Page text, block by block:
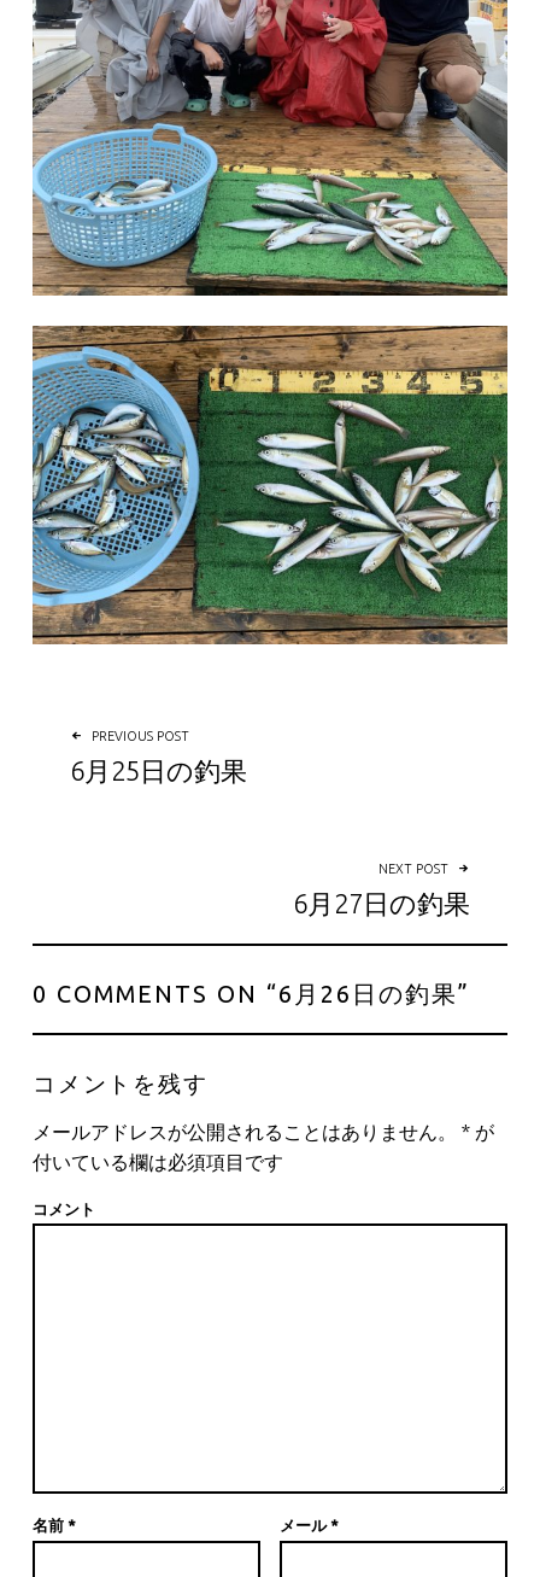
PREVIOUS POST
6月25日の釣果
NEXT POST
6月27日の釣果
0 COMMENTS ON “6月26日の釣果”
コメントを残す
メールアドレスが公開されることはありません。 *が
付いている欄は必須項目です
コメント
名前 * メール*